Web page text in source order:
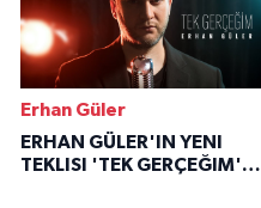
Erhan Güler
ERHAN GÜLER'IN YENI
TEKLISI 'TEK GERÇEĞIM'LE